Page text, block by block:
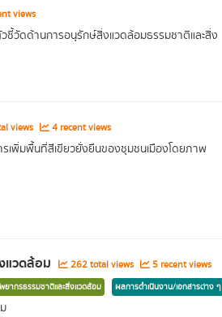
views
วัดด้านการอนุรักษ์สิ่งแวดล้อมธรรมชาติและสิ่ง
views 4 recent views
เพิ่มพื้นที่สีเขียวยั่งยืนของชุมชนเมืองโดยภาพ
แวดล้อม 262 total views 5 recent views
ยากรธรรมชาติและสิ่งแวดล้อม ผลการดำเนินงาน/เอกสารต่าง ๆ